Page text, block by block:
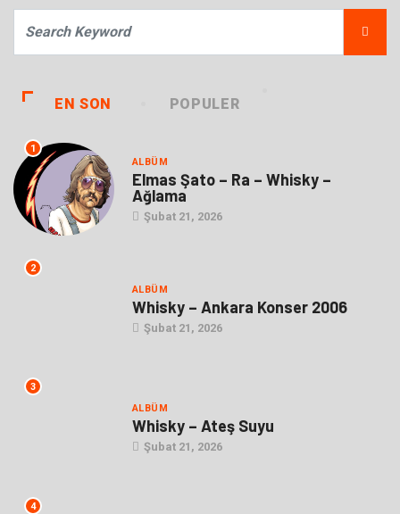
EN SON POPULER
1
ALBÜM
Elmas Şato – Ra – Whisky –
Ağlama
Şubat 21, 2026
2
ALBÜM
Whisky – Ankara Konser 2006
Şubat 21, 2026
3
ALBÜM
Whisky – Ateş Suyu
Şubat 21, 2026
4